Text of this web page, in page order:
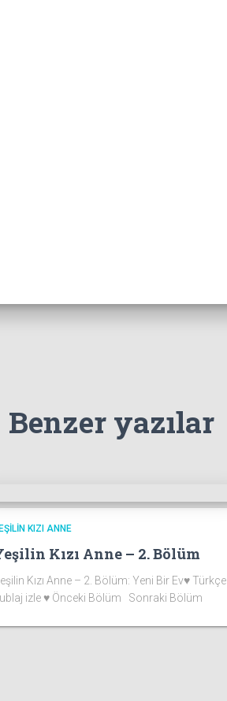
Benzer yazılar
KIZI ANNE
Kızı Anne – 2. Bölüm
Kızı Anne – 2. Bölüm: Yeni Bir Ev♥ Türkçe
izle ♥ Önceki Bölüm Sonraki Bölüm